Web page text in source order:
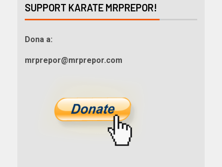
SUPPORT KARATE MRPREPOR!
Dona a:
mrprepor@mrprepor.com